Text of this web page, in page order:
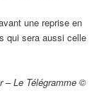
une reprise en
qui sera aussi celle
– Le Télégramme ©